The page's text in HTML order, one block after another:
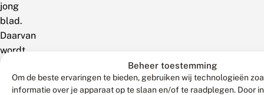
Beheer toestemming
Om de beste ervaringen te bieden, gebruiken wij technologieën
informatie over je apparaat op te slaan en/of te raadplegen. Door
jong
blad.
Daarvan
wordt
de
top